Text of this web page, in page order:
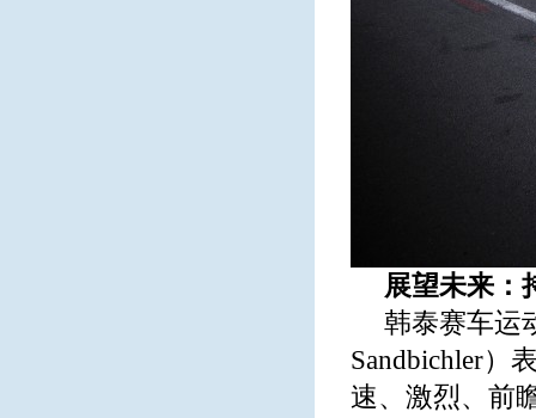
展望未来：
韩泰赛车运
Sandbichler）
速、激烈、前